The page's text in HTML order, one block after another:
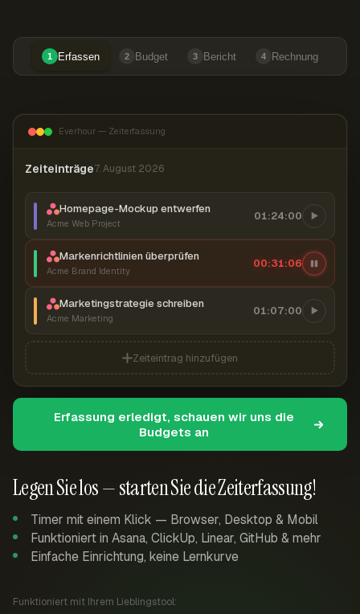
1 Erfassen 2 Budget 3 Bericht 4 Rechnung
Legen Sie los — starten Sie die Zeiterfassung!
Timer mit einem Klick — Browser, Desktop & Mobil
Funktioniert in Asana, ClickUp, Linear, GitHub & mehr
Einfache Einrichtung, keine Lernkurve
Funktioniert mit Ihrem Lieblingstool:
Everhour — Zeiterfassung
Zeiteinträge7. August 2026
Homepage-Mockup entwerfen
Acme Web Project
01:24:00
Markenrichtlinien überprüfen
Acme Brand Identity
00:31:07
Marketingstrategie schreiben
Acme Marketing
01:07:00
Zeiteintrag hinzufügen
Erfassung erledigt, schauen wir uns die
Budgets an